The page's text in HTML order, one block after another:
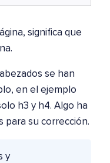
significa que
se han
en el ejemplo
h3 y h4. Algo ha
para su corrección.
y